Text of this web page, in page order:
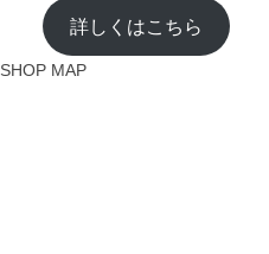
詳しくはこちら
SHOP MAP